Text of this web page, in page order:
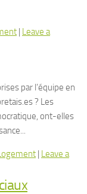
| Leave a
par l’équipe en
? Les
ont-elles
| Leave a